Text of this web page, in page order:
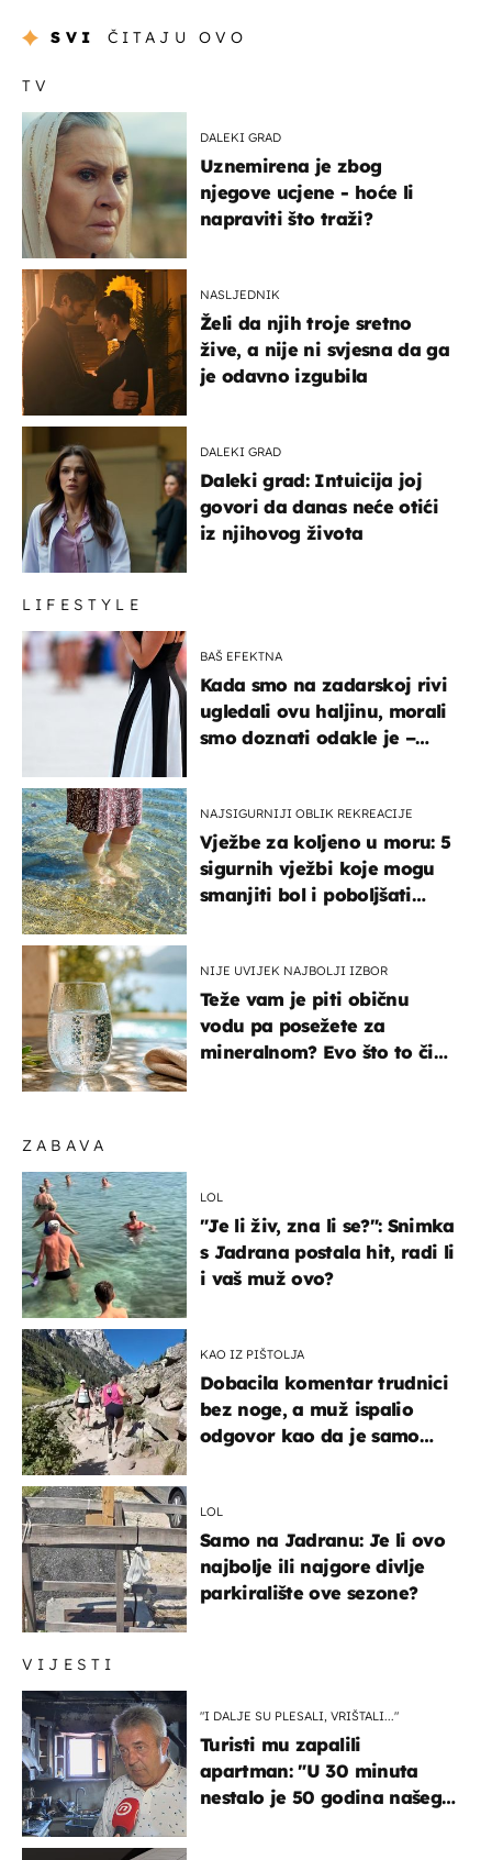
SVI ČITAJU OVO
VIJESTI
"I DALJE SU PLESALI, VRIŠTALI..."
Turisti mu zapalili
apartman: "U 30 minuta
nestalo je 50 godina našeg
ZABAVA
LOL
"Je li živ, zna li se?": Snimka
s Jadrana postala hit, radi li
i vaš muž ovo?
KAO IZ PIŠTOLJA
Dobacila komentar trudnici
bez noge, a muž ispalio
odgovor kao da je samo
LOL
Samo na Jadranu: Je li ovo
najbolje ili najgore divlje
parkiralište ove sezone?
TV
DALEKI GRAD
Uznemirena je zbog
njegove ucjene - hoće li
napraviti što traži?
NASLJEDNIK
Želi da njih troje sretno
žive, a nije ni svjesna da ga
je odavno izgubila
DALEKI GRAD
Daleki grad: Intuicija joj
govori da danas neće otići
iz njihovog života
LIFESTYLE
BAŠ EFEKTNA
Kada smo na zadarskoj rivi
ugledali ovu haljinu, morali
smo doznati odakle je –
NAJSIGURNIJI OBLIK REKREACIJE
Vježbe za koljeno u moru: 5
sigurnih vježbi koje mogu
smanjiti bol i poboljšati
NIJE UVIJEK NAJBOLJI IZBOR
Teže vam je piti običnu
vodu pa posežete za
mineralnom? Evo što to čini